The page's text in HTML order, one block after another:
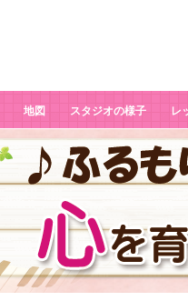
地図 スタジオの様子 レ